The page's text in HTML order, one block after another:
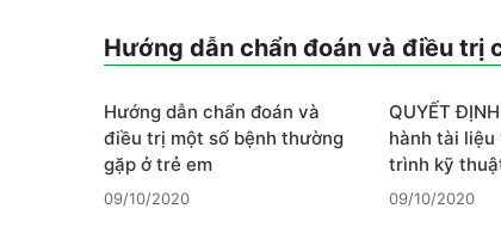
Hướng dẫn chẩn đoán và điều trị
Hướng dẫn chẩn đoán và
điều trị một số bệnh thường
gặp ở trẻ em
09/10/2020
QUYẾT
hành tài liệu
trình kỹ
09/10/2020